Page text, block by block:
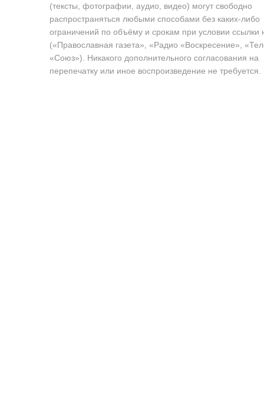
(тексты, фотографии, аудио, видео) могут свободно
распространяться любыми способами без каких-либо
ограничений по объёму и срокам при условии ссылки
(«Православная газета», «Радио «Воскресение»,
«Союз»). Никакого дополнительного согласования на
перепечатку или иное воспроизведение не требуется.